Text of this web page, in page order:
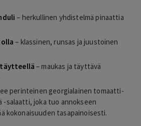
– herkullinen yhdistelmä pinaattia
– klassinen, runsas ja juustoinen
– maukas ja täyttävä
perinteinen georgialainen tomaatti-
-salaatti, joka tuo annokseen
kokonaisuuden tasapainoisesti.